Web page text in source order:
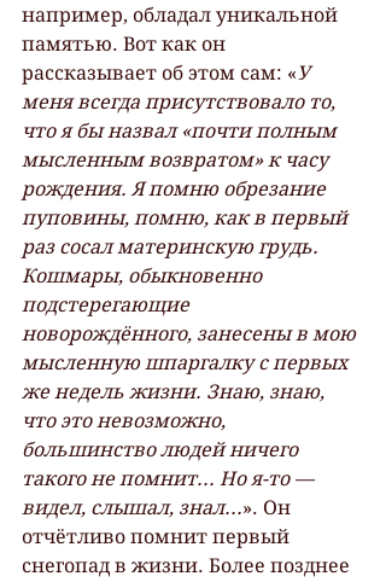
например, обладал уникальной
памятью. Вот как он
рассказывает об этом сам: «У
меня всегда присутствовало то,
что я бы назвал «почти полным
мысленным возвратом» к часу
рождения. Я помню обрезание
пуповины, помню, как в первый
раз сосал материнскую грудь.
Кошмары, обыкновенно
подстерегающие
новорождённого, занесены в мою
мысленную шпаргалку с первых
же недель жизни. Знаю, знаю,
что это невозможно,
большинство людей ничего
такого не помнит... Но я-то —
видел, слышал, знал...». Он
отчётливо помнит первый
снегопад в жизни. Более позднее